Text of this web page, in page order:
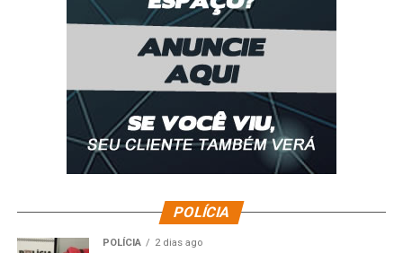
POLÍCIA
POLÍCIA 2 dias ago